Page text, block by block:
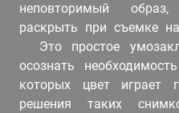
неповторимый
раскрыть при съемке
Это простое
осознать
которых цвет играет
решения таких